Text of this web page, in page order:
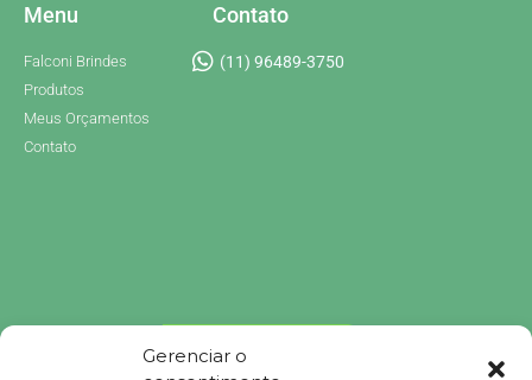
Gerenciar o
Menu
Falconi Brindes
Produtos
Meus Orçamentos
Contato
Contato
(11) 96489-3750